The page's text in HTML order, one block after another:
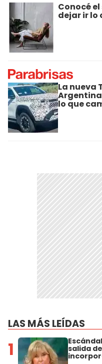
Conocé
dejar ir lo
La nueva
lo que
LAS MÁS LEÍDAS
1 salida